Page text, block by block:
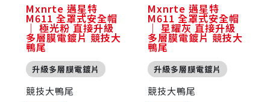
Mxnrte 邁星特
M611 全罩式安全帽
｜ 極光粉 直接升級
多層膜電鍍片 競技大
鴨尾
升級多層膜電鍍片
競技大鴨尾
Mxnrte 邁星特
M611 全罩式安全帽
｜ 星耀灰 直接升級
多層膜電鍍片 競技大
鴨尾
升級多層膜電鍍片
競技大鴨尾